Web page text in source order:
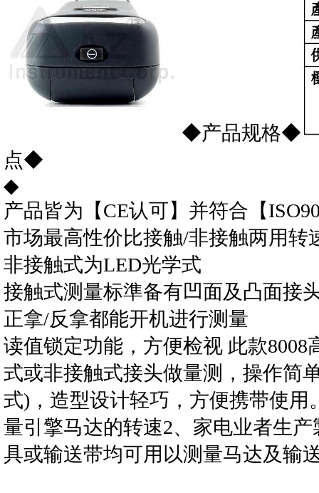
◆产品规格◆
点◆
◆
产品皆为【CE认可】并符合【
市场最高性价比接触/非接触两用转
非接触式为LED光学式
接触式测量标準备有凹面及凸面接
正拿/反拿都能开机进行测量
读值锁定功能，方便检视 此款
式或非接触式接头做量测，操作简
式)，造型设计轻巧，方便携带使
量引擎马达的转速2、家电业者生
具或输送带均可用以测量马达及输